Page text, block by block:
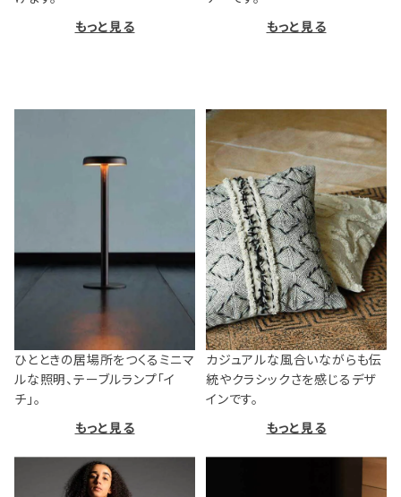
もっと見る
もっと見る
ひとときの居場所をつくるミニマ
ルな照明、テーブルランプ「イ
チ」。
もっと見る
カジュアルな風合いながらも伝
統やクラシックさを感じるデザ
インです。
もっと見る